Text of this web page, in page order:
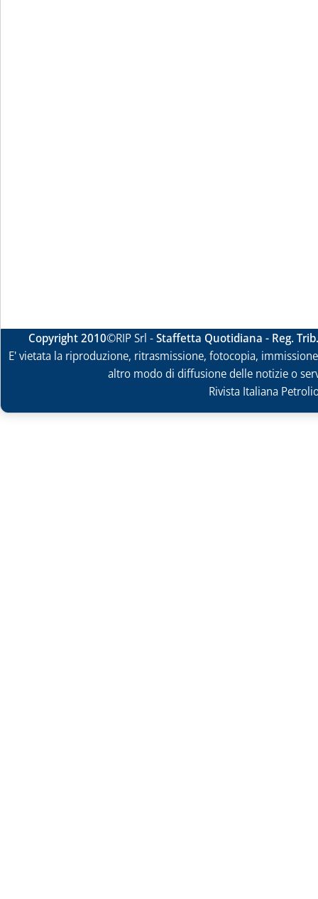
Copyright 2010©RIP Srl -Staffetta Quotidiana - Reg.
E' vietata la riproduzione, ritrasmissione, fotocopia,
altro modo di diffusione delle notizie o
Rivista Italiana